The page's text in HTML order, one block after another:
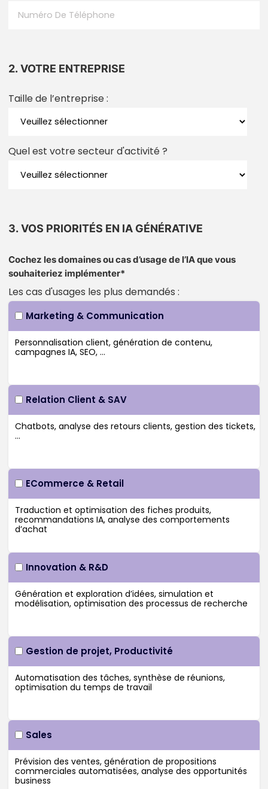
2. VOTRE ENTREPRISE
Taille de l’entreprise :
Quel est votre secteur d'activité ?
3. VOS PRIORITÉS EN IA GÉNÉRATIVE
Cochez les domaines ou cas d’usage de l’IA que vous
souhaiteriez implémenter*
Les cas d'usages les plus demandés :
Marketing & Communication
Relation Client & SAV
ECommerce & Retail
Innovation & R&D
Gestion de projet, Productivité
Sales